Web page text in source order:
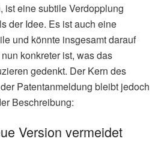
ist eine subtile Verdopplung
der Idee. Es ist auch eine
und könnte insgesamt darauf
konkreter ist, was das
gedenkt. Der Kern des
Patentanmeldung bleibt jedoch
Beschreibung:
Version vermeidet